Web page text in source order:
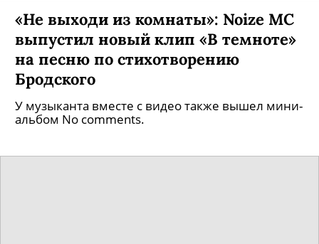
«Не выходи из комнаты»: Noize MC
выпустил новый клип «В темноте»
на песню по стихотворению
Бродского
У музыканта вместе с видео также вышел мини-
альбом No comments.